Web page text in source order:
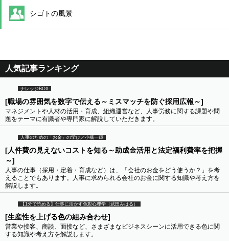
シゴトの風景
人気記事ランキング
ナレッジBOX
[職場の雰囲気を数字で伝える～ミスマッチを防ぐ採用広報～]
マネジメントや人材の活用・育成、組織運営など、人事労務に関する課題や問
題をテーマに有識者や専門家に解説していただきます。
人事のための「お金」の学び／小橋一輝
[人件費の見えないコストを知る～助成金活用と法定福利費率を把握
～]
人事の仕事（採用・定着・育成など）は、「会社のお金をどう使うか？」を考
えることでもあります。人事に求められる会社のお金に関する知識や考え方を
解説します。
【1分で読める】仕事に活かす色彩心理学（武田みはる）
[生産性を上げる色の組み合わせ]
営業や接客、商談、面接など、さまざまなビジネスシーンに活用できる色に関
する知識や考え方を解説します。